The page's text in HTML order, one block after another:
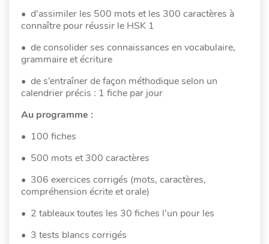
• d’assimiler les 500 mots et les 300 caractères à
connaître pour réussir le HSK 1
• de consolider ses connaissances en vocabulaire,
grammaire et écriture
• de s’entraîner de façon méthodique selon un
calendrier précis : 1 fiche par jour
Au programme :
• 100 fiches
• 500 mots et 300 caractères
• 306 exercices corrigés (mots, caractères,
compréhension écrite et orale)
• 2 tableaux toutes les 30 fiches l’un pour les
• 3 tests blancs corrigés